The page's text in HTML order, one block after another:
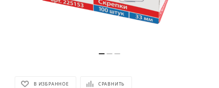
В ИЗБРАННОЕ СРАВНИТЬ